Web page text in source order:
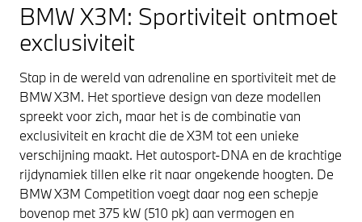
BMW X3M: Sportiviteit ontmoet
exclusiviteit
Stap in de wereld van adrenaline en sportiviteit met de
BMW X3M. Het sportieve design van deze modellen
spreekt voor zich, maar het is de combinatie van
exclusiviteit en kracht die de X3M tot een unieke
verschijning maakt. Het autosport-DNA en de krachtige
rijdynamiek tillen elke rit naar ongekende hoogten. De
BMW X3M Competition voegt daar nog een schepje
bovenop met 375 kW (510 pk) aan vermogen en